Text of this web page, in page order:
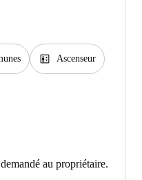
elevator Ascenseur
au propriétaire.